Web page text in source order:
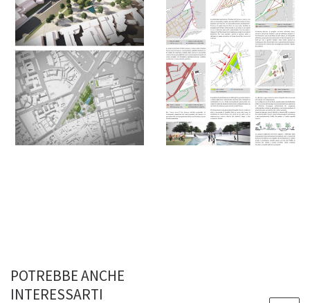
POTREBBE ANCHE
INTERESSARTI